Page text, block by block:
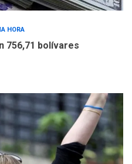
HORA
756,71 bolívares